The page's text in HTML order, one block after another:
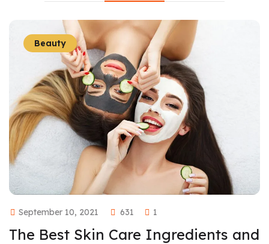
Beauty
September 10, 2021 631 1
The Best Skin Care Ingredients and